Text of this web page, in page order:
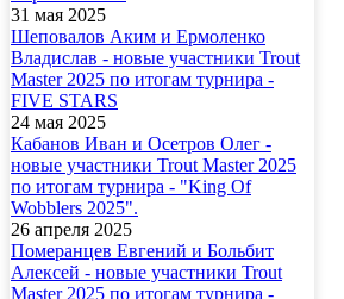
31 мая 2025
Шеповалов Аким и Ермоленко
Владислав - новые участники Trout
Master 2025 по итогам турнира -
FIVE STARS
24 мая 2025
Кабанов Иван и Осетров Олег -
новые участники Trout Master 2025
по итогам турнира - "King Of
Wobblers 2025".
26 апреля 2025
Померанцев Евгений и Больбит
Алексей - новые участники Trout
Master 2025 по итогам турнира -